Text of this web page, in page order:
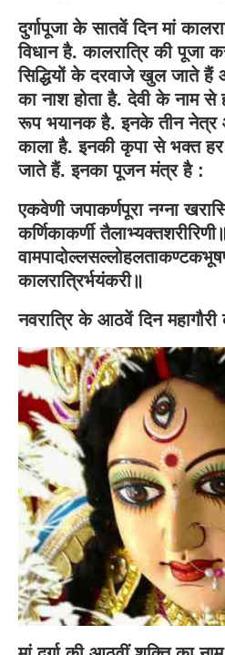
दुर्गापूजा के सातवें दिन मां
विधान है. कालरात्रि की पूजा
सिद्धियों के दरवाजे खुल जाते हैं
का नाश होता है. देवी के नाम से
रूप भयानक है. इनके तीन नेत्र
काला है. इनकी कृपा से भक्त
जाते हैं. इनका पूजन मंत्र है :
एकवेणी जपाकर्णपूरा नग्ना
कर्णिकाकर्णी
कालरात्रिर्भयंकरी॥
नवरात्रि के आठवें दिन महागौरी